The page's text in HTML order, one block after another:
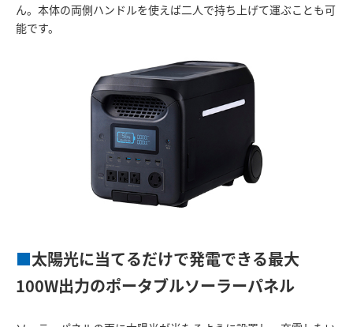
ん。本体の両側ハンドルを使えば二人で持ち上げて運ぶことも可
能です。
■太陽光に当てるだけで発電できる最大
100W出力のポータブルソーラーパネル